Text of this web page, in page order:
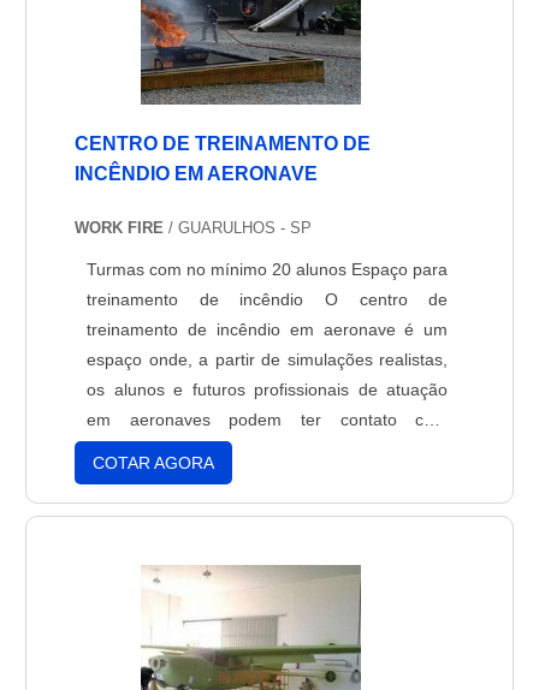
CENTRO DE TREINAMENTO DE
INCÊNDIO EM AERONAVE
WORK FIRE / GUARULHOS - SP
Turmas com no mínimo 20 alunos Espaço para
treinamento de incêndio O centro de
treinamento de incêndio em aeronave é um
espaço onde, a partir de simulações realistas,
os alunos e futuros profissionais de atuação
em aeronaves podem ter contato com
situações e cenários reais. O treinamento é
voltado para tripulantes, pilotos e comissários
para que esses profissionais permaneçam
de emergências.Nesse c....
COTAR AGORA